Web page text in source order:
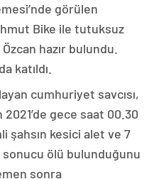
görülen
Bike ile tutuksuz
hazır bulundu.
katıldı.
cumhuriyet savcısı,
gece saat 00.30
şahsın kesici alet ve 7
ölü bulunduğunu
sonra